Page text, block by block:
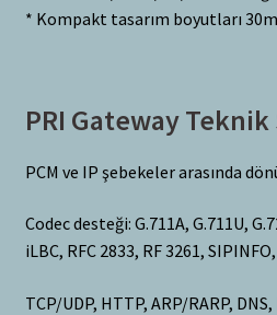
* Kompakt tasarım boyutları
PRI Gateway
PCM ve IP şebekeler arasında
Codec desteği: G.711A, G.711U,
iLBC, RFC 2833, RF 3261,
TCP/UDP, HTTP, ARP/RARP,